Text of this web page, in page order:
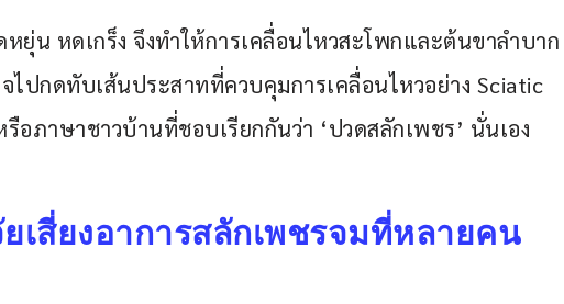
ยุ่น หดเกร็ง จึงทำให้การเคลื่อนไหวสะโพกและต้นขาลำบาก
ไปกดทับเส้นประสาทที่ควบคุมการเคลื่อนไหวอย่าง Sciatic
รือภาษาชาวบ้านที่ชอบเรียกกันว่า ‘ปวดสลักเพชร’ นั่นเอง
เสี่ยงอาการสลักเพชรจมที่หลายคน